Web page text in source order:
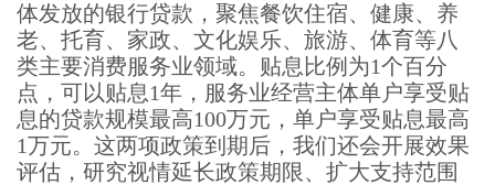
体发放的银行贷款，聚焦餐饮住宿、健康、养
老、托育、家政、文化娱乐、旅游、体育等八
类主要消费服务业领域。贴息比例为1个百分
点，可以贴息1年，服务业经营主体单户享受贴
息的贷款规模最高100万元，单户享受贴息最高
1万元。这两项政策到期后，我们还会开展效果
评估，研究视情延长政策期限、扩大支持范围